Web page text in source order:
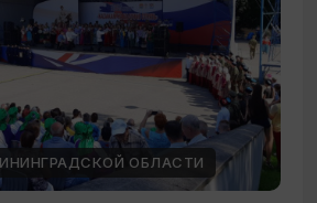
ОБЛАСТИ